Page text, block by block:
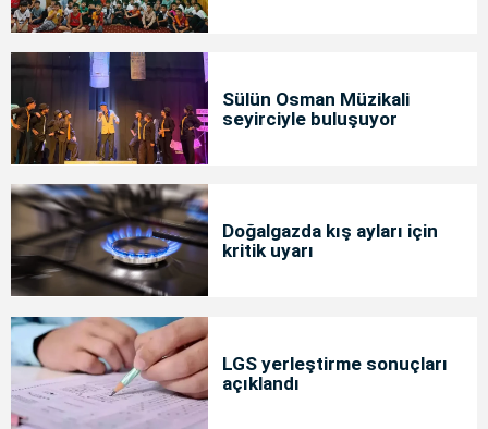
Sülün Osman Müzikali
seyirciyle buluşuyor
Doğalgazda kış ayları için
kritik uyarı
LGS yerleştirme sonuçları
açıklandı